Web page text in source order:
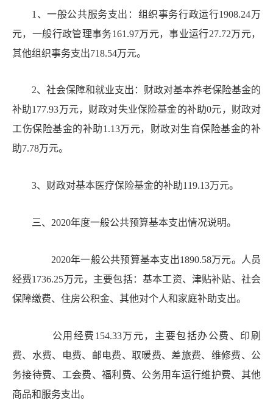
1、一般公共服务支出 ：组织事务行政运行1908.24万
元， 一般行政管理事务161.97万元，事业运行27.72万元，
其他组织事务支出718.54万元。
2、社会保障和就业支出 ： 财政对基本养老保险基金的
补助177.93万元，财政对失业保险基金的补助0元，财政对
工伤保险基金的补助1.13万元，财政对生育保险基金的补
助7.78万元。
3、财政对基本医疗保险基金的补助119.13万元。
三、 2020年度一般公共预算基本支出情况说明。
2020年一般公共预算基本支出1890.58万元。人员
经费1736.25万元，主要包括：基本工资、津贴补贴、社会
保障缴费、住房公积金、其他对个人和家庭补助支出。
公用经费 154.33万元，主要包括办公费、印刷
费、水费、电费、邮电费、取暖费、差旅费、维修费、公
务接待费、工会费、福利费、公务用车运行维护费、其他
商品和服务支出。